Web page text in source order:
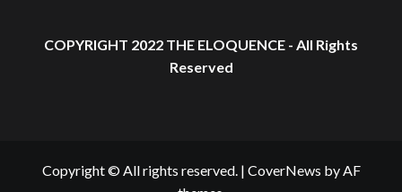
COPYRIGHT 2022 THE ELOQUENCE - All Rights
Reserved
Copyright © All rights reserved. | CoverNews by AF